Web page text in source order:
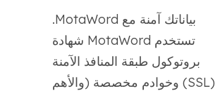
بياناتك آمنة مع MotaWord.
تستخدم MotaWord شهادة
بروتوكول طبقة المنافذ الآمنة
(SSL) وخوادم مخصصة (والأهم